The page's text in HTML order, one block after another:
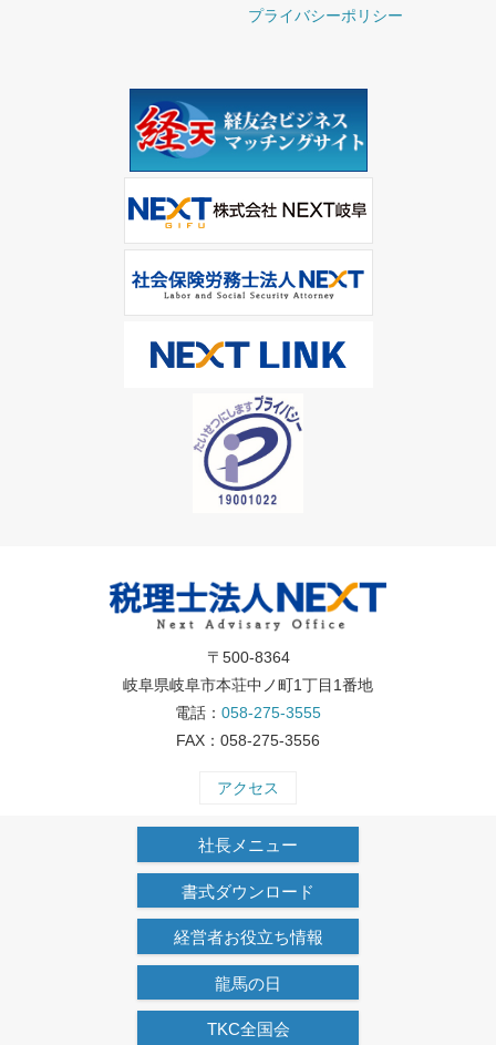
プライバシーポリシー
〒500-8364
岐阜県岐阜市本荘中ノ町1丁目1番地
電話： 058-275-3555
FAX：058-275-3556
アクセス
社長メニュー
書式ダウンロード
経営者お役立ち情報
龍馬の日
TKC全国会